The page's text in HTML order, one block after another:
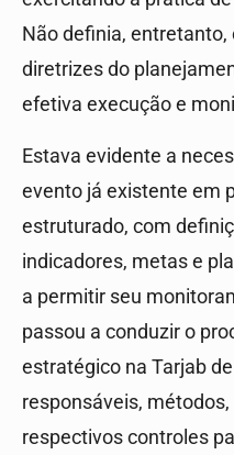
Não definia,
diretrizes do
efetiva execução e
Estava evidente a
evento já existente em
estruturado, com
indicadores, metas e
a permitir seu
passou a conduzir o
estratégico na Tarjab
responsáveis,
respectivos controles